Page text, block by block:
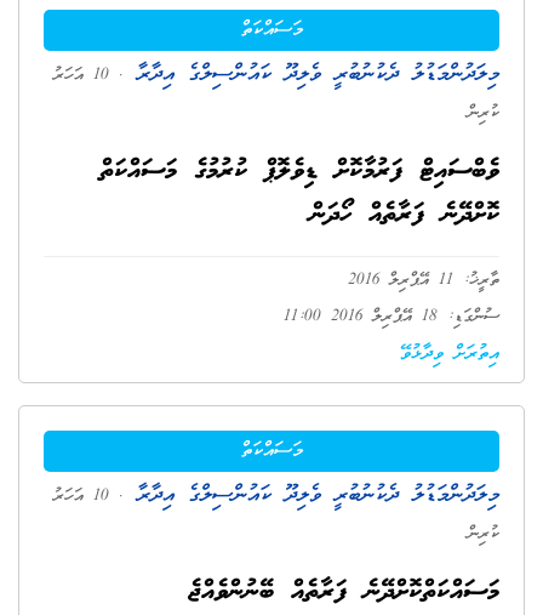
މަސައްކަތް
މިލަދުންމަޑުލު ދެކުނުބުރީ ވެލިދޫ ކައުންސިލްގެ އިދާރާ
. 10 އަހަރު
ކުރިން
ވެބްސައިޓް ފަރުމާކޮށް ޑިވެލޮޕް ކުރުމުގެ މަސައްކަތް
ކޮށްދޭނެ ފަރާތެއް ހޯދަން
ތާރީޚު: 11 އޭޕްރިލް 2016
ސުންގަޑި: 18 އޭޕްރިލް 2016 11:00
އިތުރަށް ވިދާޅުވޭ
މަސައްކަތް
މިލަދުންމަޑުލު ދެކުނުބުރީ ވެލިދޫ ކައުންސިލްގެ އިދާރާ
. 10 އަހަރު
ކުރިން
މަސައްކަތްކޮށްދޭނެ ފަރާތެއް ބޭނުންވެއްޖެ